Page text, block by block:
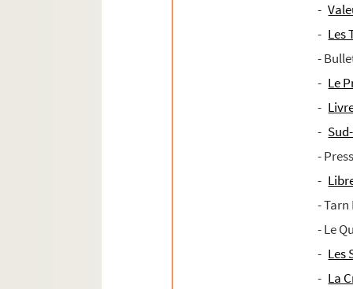
-
- Les
-
- Le
-
-
-
-
- Tarn
- Le
- Les
- La